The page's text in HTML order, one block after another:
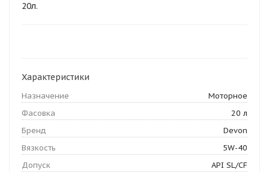
20л.
Характеристики
Назначение
Моторное
Фасовка
20 л
Бренд
Devon
Вязкость
5W-40
Допуск
API SL/CF